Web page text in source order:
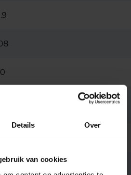
Details Over
van cookies